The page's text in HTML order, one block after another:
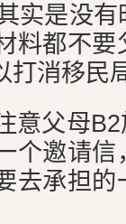
实是没
料都不
打消移民
意父母
个邀请
去承担